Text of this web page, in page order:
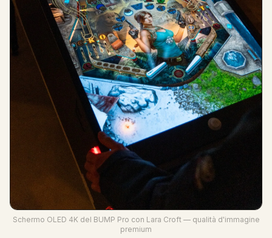
Schermo OLED 4K del BUMP Pro con Lara Croft — qualità d'immagine
premium